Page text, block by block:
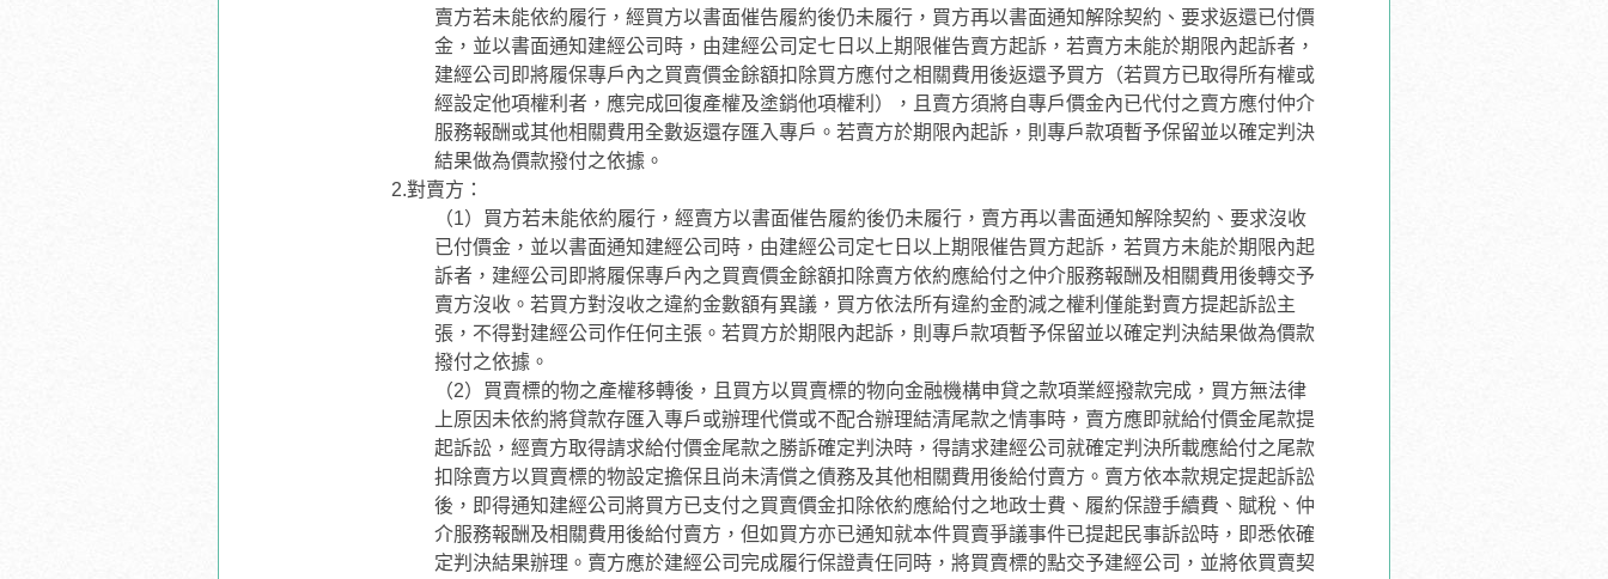
賣方若未能依約履行，經買方以書面催告履約後仍未履行，買方再以書面通知解除契約、要求返還已付價
金，並以書面通知建經公司時，由建經公司定七日以上期限催告賣方起訴，若賣方未能於期限內起訴者，
建經公司即將履保專戶內之買賣價金餘額扣除買方應付之相關費用後返還予買方（若買方已取得所有權或
經設定他項權利者，應完成回復產權及塗銷他項權利），且賣方須將自專戶價金內已代付之賣方應付仲介
服務報酬或其他相關費用全數返還存匯入專戶。若賣方於期限內起訴，則專戶款項暫予保留並以確定判決
結果做為價款撥付之依據。
2.對賣方：
（1）買方若未能依約履行，經賣方以書面催告履約後仍未履行，賣方再以書面通知解除契約、要求沒收
已付價金，並以書面通知建經公司時，由建經公司定七日以上期限催告買方起訴，若買方未能於期限內起
訴者，建經公司即將履保專戶內之買賣價金餘額扣除賣方依約應給付之仲介服務報酬及相關費用後轉交予
賣方沒收。若買方對沒收之違約金數額有異議，買方依法所有違約金酌減之權利僅能對賣方提起訴訟主
張，不得對建經公司作任何主張。若買方於期限內起訴，則專戶款項暫予保留並以確定判決結果做為價款
撥付之依據。
（2）買賣標的物之產權移轉後，且買方以買賣標的物向金融機構申貸之款項業經撥款完成，買方無法律
上原因未依約將貸款存匯入專戶或辦理代償或不配合辦理結清尾款之情事時，賣方應即就給付價金尾款提
起訴訟，經賣方取得請求給付價金尾款之勝訴確定判決時，得請求建經公司就確定判決所載應給付之尾款
扣除賣方以買賣標的物設定擔保且尚未清償之債務及其他相關費用後給付賣方。賣方依本款規定提起訴訟
後，即得通知建經公司將買方已支付之買賣價金扣除依約應給付之地政士費、履約保證手續費、賦稅、仲
介服務報酬及相關費用後給付賣方，但如買方亦已通知就本件買賣爭議事件已提起民事訴訟時，即悉依確
定判決結果辦理。賣方應於建經公司完成履行保證責任同時，將買賣標的點交予建經公司，並將依買賣契